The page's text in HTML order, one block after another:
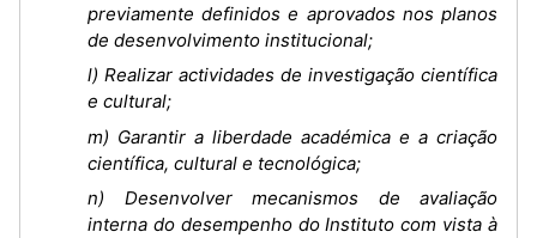
previamente definidos e aprovados nos planos
de desenvolvimento institucional;
l) Realizar actividades de investigação científica
e cultural;
m) Garantir a liberdade académica e a criação
científica, cultural e tecnológica;
n) Desenvolver mecanismos de avaliação
interna do desempenho do Instituto com vista à